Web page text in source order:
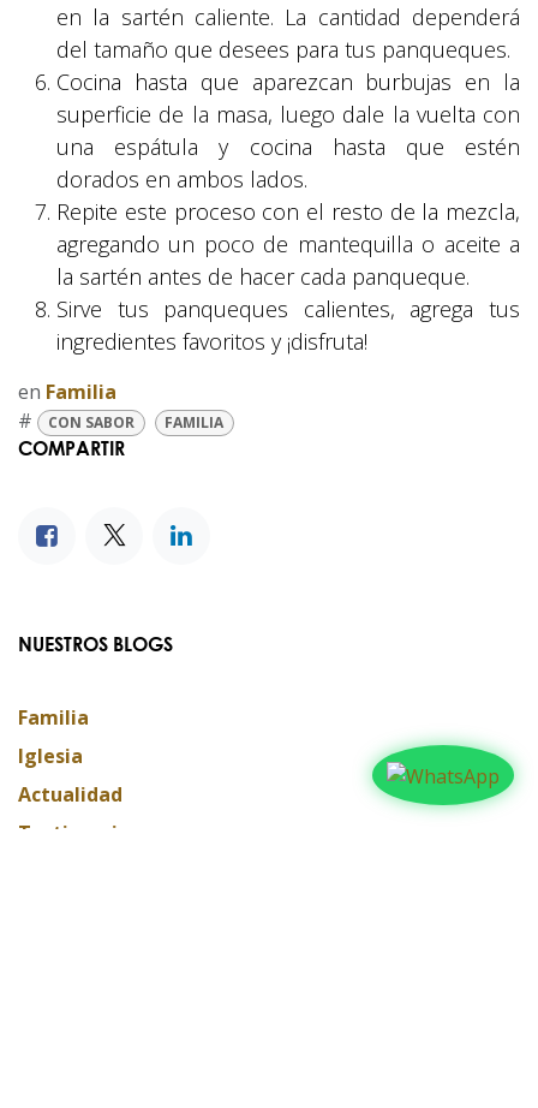
en la sartén caliente. La cantidad dependerá
del tamaño que desees para tus panqueques.
Cocina hasta que aparezcan burbujas en la
superficie de la masa, luego dale la vuelta con
una espátula y cocina hasta que estén
dorados en ambos lados.
Repite este proceso con el resto de la mezcla,
agregando un poco de mantequilla o aceite a
la sartén antes de hacer cada panqueque.
Sirve tus panqueques calientes, agrega tus
ingredientes favoritos y ¡disfruta!
en Familia
#
CON SABOR FAMILIA
COMPARTIR
NUESTROS BLOGS
Familia
Iglesia
Actualidad
Testimonios